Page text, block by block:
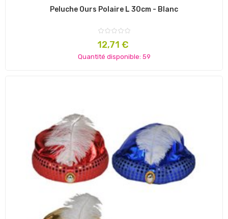
Peluche Ours Polaire L 30cm - Blanc
Prix
12,71 €
Quantité disponible: 59